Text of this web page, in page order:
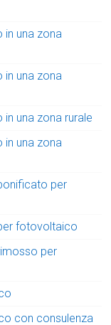
una zona
una zona
una zona rurale
una zona
per
fotovoltaico
per
con consulenza